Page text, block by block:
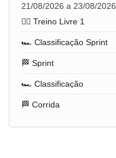
21/08/2026 a 23/08/2026
🏋️‍♂️ Treino Livre 1
🏎️ Classificação Sprint
🏁 Sprint
🏎️ Classificação
🏁 Corrida